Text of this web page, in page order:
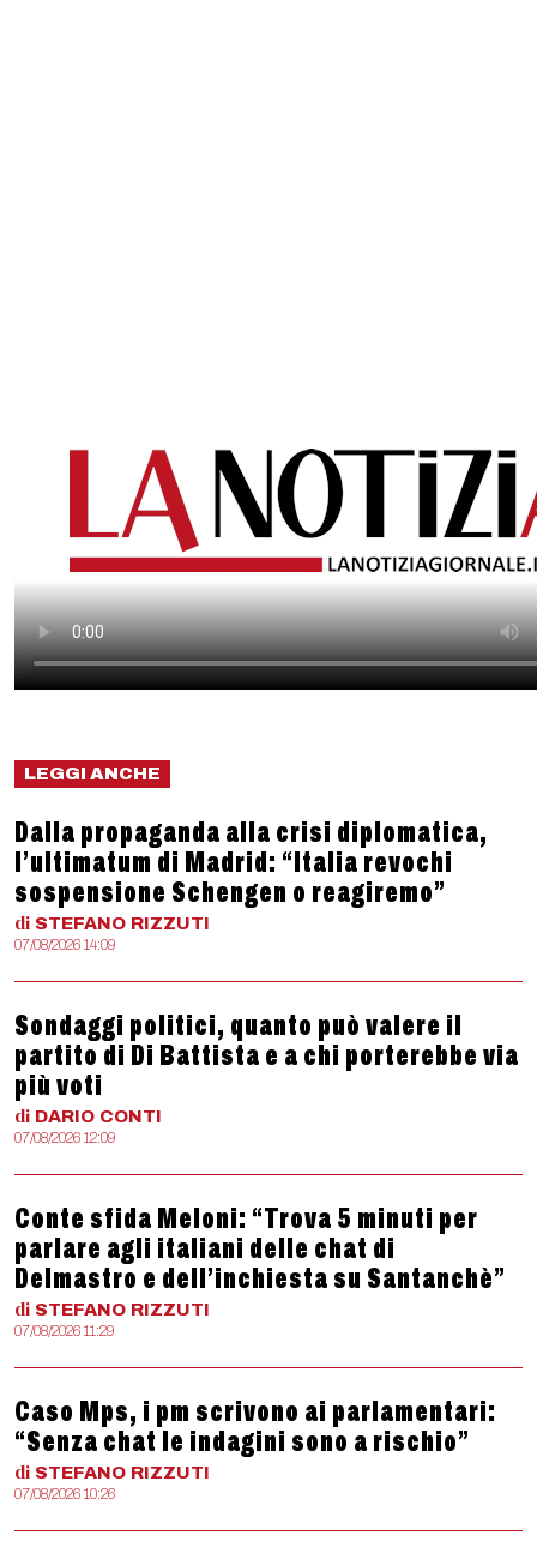
LEGGI ANCHE
Dalla propaganda alla crisi diplomatica,
l’ultimatum di Madrid: “Italia revochi
sospensione Schengen o reagiremo”
di STEFANO RIZZUTI
07/08/2026 14:09
Sondaggi politici, quanto può valere il
partito di Di Battista e a chi porterebbe via
più voti
di DARIO CONTI
07/08/2026 12:09
Conte sfida Meloni: “Trova 5 minuti per
parlare agli italiani delle chat di
Delmastro e dell’inchiesta su Santanchè”
di STEFANO RIZZUTI
07/08/2026 11:29
Caso Mps, i pm scrivono ai parlamentari:
“Senza chat le indagini sono a rischio”
di STEFANO RIZZUTI
07/08/2026 10:26